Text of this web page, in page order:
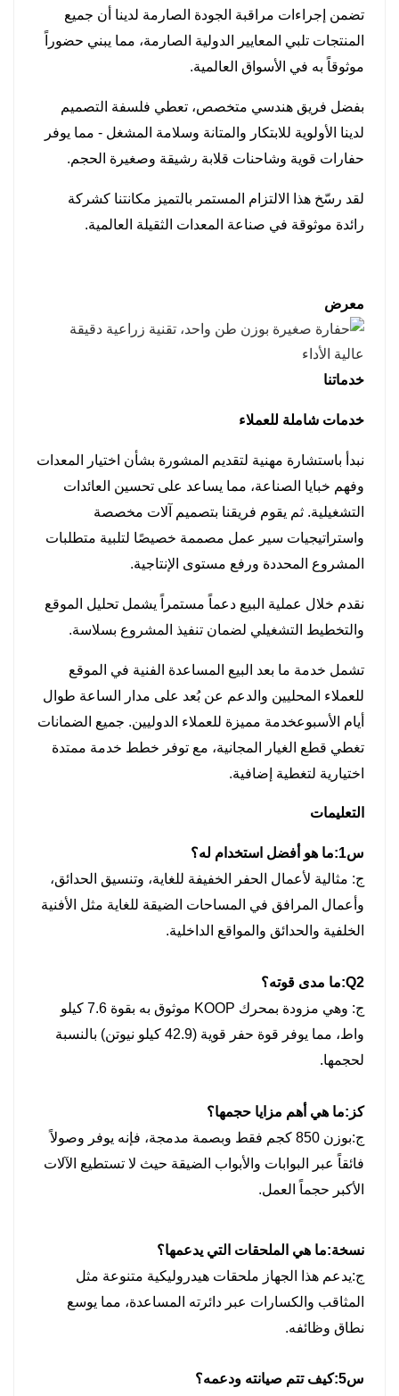
تضمن إجراءات مراقبة الجودة الصارمة لدينا أن جميع
المنتجات تلبي المعايير الدولية الصارمة، مما يبني حضوراً
موثوقاً به في الأسواق العالمية.
بفضل فريق هندسي متخصص، تعطي فلسفة التصميم
لدينا الأولوية للابتكار والمتانة وسلامة المشغل - مما يوفر
حفارات قوية وشاحنات قلابة رشيقة وصغيرة الحجم.
لقد رسّخ هذا الالتزام المستمر بالتميز مكانتنا كشركة
رائدة موثوقة في صناعة المعدات الثقيلة العالمية.
معرض
خدماتنا
خدمات شاملة للعملاء
نبدأ باستشارة مهنية لتقديم المشورة بشأن اختيار المعدات
وفهم خبايا الصناعة، مما يساعد على تحسين العائدات
التشغيلية. ثم يقوم فريقنا بتصميم آلات مخصصة
واستراتيجيات سير عمل مصممة خصيصًا لتلبية متطلبات
المشروع المحددة ورفع مستوى الإنتاجية.
نقدم خلال عملية البيع دعماً مستمراً يشمل تحليل الموقع
والتخطيط التشغيلي لضمان تنفيذ المشروع بسلاسة.
تشمل خدمة ما بعد البيع المساعدة الفنية في الموقع
للعملاء المحليين والدعم عن بُعد على مدار الساعة طوال
أيام الأسبوعخدمة مميزة للعملاء الدوليين. جميع الضمانات
تغطي قطع الغيار المجانية، مع توفر خطط خدمة ممتدة
اختيارية لتغطية إضافية.
التعليمات
س1:
ما هو أفضل استخدام له؟
ج: مثالية لأعمال الحفر الخفيفة للغاية، وتنسيق الحدائق،
وأعمال المرافق في المساحات الضيقة للغاية مثل الأفنية
الخلفية والحدائق والمواقع الداخلية.
Q2: ما مدى قوته؟
ج:
وهي مزودة بمحرك KOOP موثوق به بقوة 7.6 كيلو
واط، مما يوفر قوة حفر قوية (42.9 كيلو نيوتن) بالنسبة
لحجمها.
كز:ما هي أهم مزايا حجمها؟
ج:
بوزن 850 كجم فقط وبصمة مدمجة، فإنه يوفر وصولاً
فائقاً عبر البوابات والأبواب الضيقة حيث لا تستطيع الآلات
الأكبر حجماً العمل.
نسخة:ما هي الملحقات التي يدعمها؟
ج:يدعم هذا الجهاز ملحقات هيدروليكية متنوعة مثل
المثاقب والكسارات عبر دائرته المساعدة، مما يوسع
نطاق وظائفه.
س5:
كيف تتم صيانته ودعمه؟